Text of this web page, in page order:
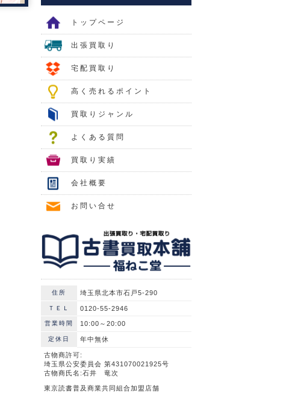
トップページ
出張買取り
宅配買取り
高く売れるポイント
買取りジャンル
よくある質問
買取り実績
会社概要
お問い合せ
住所 埼玉県北本市石戸5-290
ＴＥＬ 0120-55-2946
営業時間 10:00～20:00
定休日 年中無休
古物商許可:
埼玉県公安委員会 第431070021925号
古物商氏名:石井 竜次
東京読書普及商業共同組合加盟店舗